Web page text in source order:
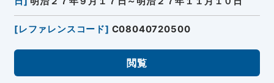
[レファレンスコード] C08040720500
閲覧